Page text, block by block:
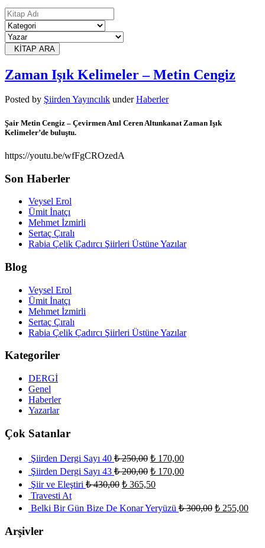
KİTAP ARA
Zaman Işık Kelimeler – Metin Cengiz
Posted by Şiirden Yayıncılık underHaberler
Şair Metin Cengiz – Çevirmen Anıl Ceren Altunkanat Zaman Işık
Kelimeler’de buluştu.
https://youtu.be/wfFgCROzedA
Son Haberler
Veysel Erol
Ümit İnatçı
Mehmet İzmirli
Sertaç Çıralı
Rabia Çelik Çadırcı Şiirleri Üstüne Yazılar
Blog
Veysel Erol
Ümit İnatçı
Mehmet İzmirli
Sertaç Çıralı
Rabia Çelik Çadırcı Şiirleri Üstüne Yazılar
Kategoriler
DERGİ
Genel
Haberler
Yazarlar
Çok Satanlar
Şiirden Dergi Sayı 40 ₺250,00 ₺ 170,00
Şiirden Dergi Sayı 43 ₺200,00 ₺ 170,00
Şiir ve Eleştiri ₺430,00 ₺ 365,50
Travesti At
Belki Bir Gün Bize De Konar Yeryüzü ₺300,00 ₺ 255,00
Arşivler